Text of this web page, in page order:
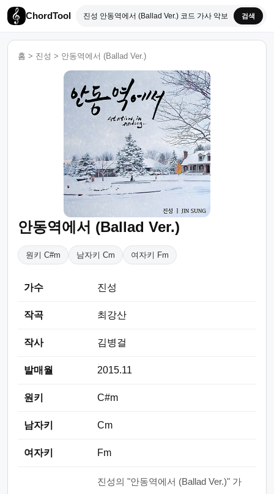
ChordTool 검색
홈 > 진성 > 안동역에서 (Ballad Ver.)
안동역에서 (Ballad Ver.)
원키 C#m 남자키 Cm 여자키 Fm
가수 진성
작곡 최강산
작사 김병걸
발매월 2015.11
원키 C#m
남자키 Cm
여자키 Fm
진성의 "안동역에서 (Ballad Ver.)" 가